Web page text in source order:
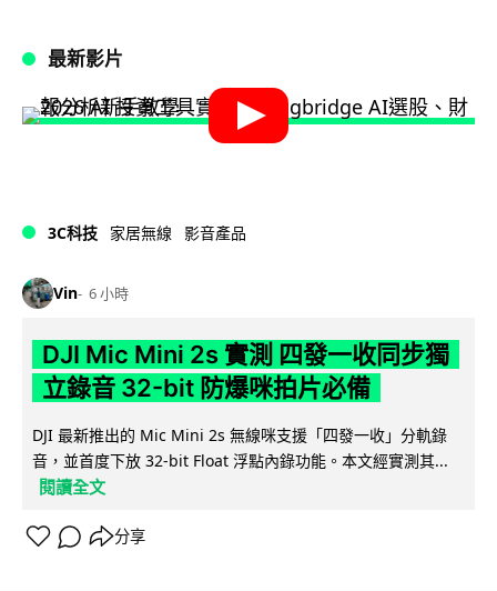
最新影片
3C科技 家居無線 影音產品
Vin 6 小時
DJI Mic Mini 2s 實測 四發一收同步獨
立錄音 32-bit 防爆咪拍片必備
DJI 最新推出的 Mic Mini 2s 無線咪支援「四發一收」分軌錄
音，並首度下放 32-bit Float 浮點內錄功能。本文經實測其...
閱讀全文
分享